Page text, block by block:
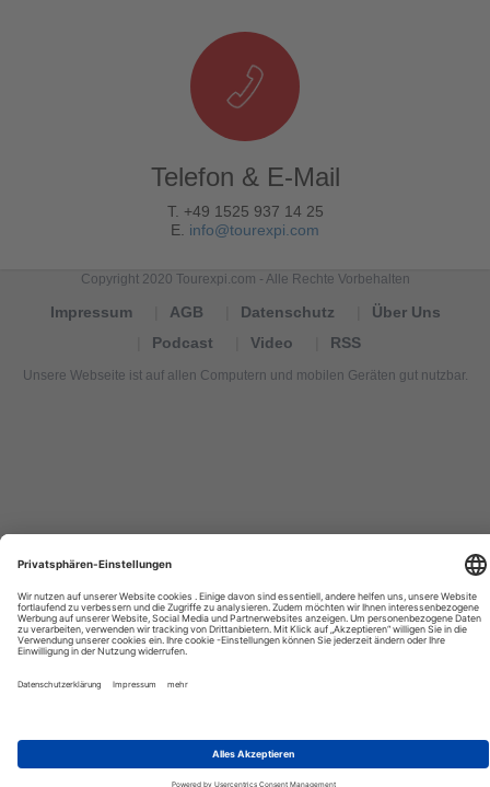
Telefon & E-Mail
T. +49 1525 937 14 25
E. info@tourexpi.com
Copyright 2020 Tourexpi.com - Alle Rechte Vorbehalten
Impressum AGB Datenschutz
Über Uns
Podcast
Video RSS
Unsere Webseite ist auf allen Computern und mobilen Geräten gut nutzbar.
turismo,
Tourismus
Nachrichten,
новости
туризма,
travel
international
tourism